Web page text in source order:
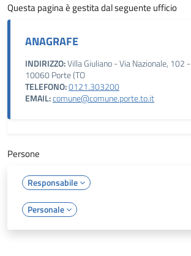
Questa pagina è gestita dal seguente ufficio
ANAGRAFE
INDIRIZZO:Villa Giuliano - Via Nazionale, 102 -
10060 Porte (TO
TELEFONO:0121.303200
EMAIL:comune@comune.porte.to.it
Persone
Responsabile
Personale